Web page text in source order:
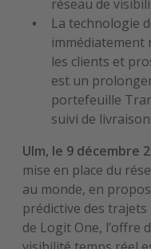
réseau de
La technologie
immédiatement
les clients et
est un
portefeuille
suivi de
Ulm, le 9 décembre
mise en place du
au monde, en
prédictive des trajets
de Logit One, l’offre